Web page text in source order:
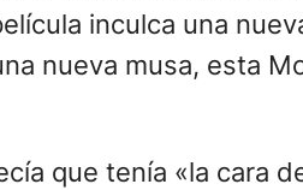
inculca una
nueva musa, esta
que tenía «la cara